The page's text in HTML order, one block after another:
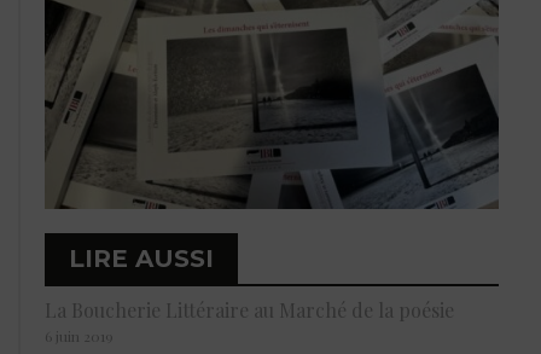
LIRE AUSSI
La Boucherie Littéraire au Marché de la poésie
6 juin 2019